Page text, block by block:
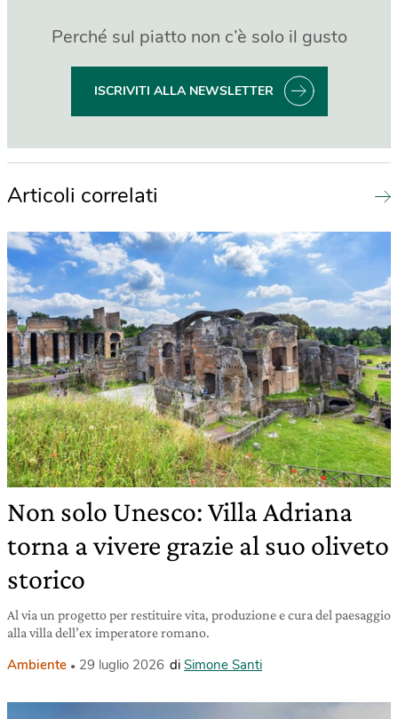
Perché sul piatto non c’è solo il gusto
ISCRIVITI ALLA NEWSLETTER
Articoli correlati
Non solo Unesco: Villa Adriana
torna a vivere grazie al suo oliveto
storico
Al via un progetto per restituire vita, produzione e cura del paesaggio
alla villa dell’ex imperatore romano.
Ambiente 29 luglio 2026 di Simone Santi